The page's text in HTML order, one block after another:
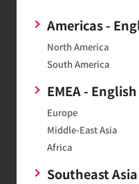
Americas -
North America
South America
EMEA - English
Europe
Middle-East Asia
Africa
Southeast
最新の製品情報やイベン
など幅広い情報を月1～
けします。
SimSurfing
ムラタ製品の特性表示
きます。